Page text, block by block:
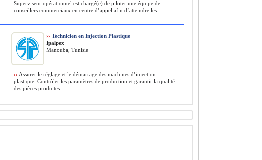
Superviseur opérationnel est chargé(e) de piloter une équipe de
conseillers commerciaux en centre d’appel afin d’atteindre les ...
›› Technicien en Injection Plastique
Ipalpex
Manouba, Tunisie
›› Assurer le réglage et le démarrage des machines d’injection
plastique. Contrôler les paramètres de production et garantir la qualité
des pièces produites. ...